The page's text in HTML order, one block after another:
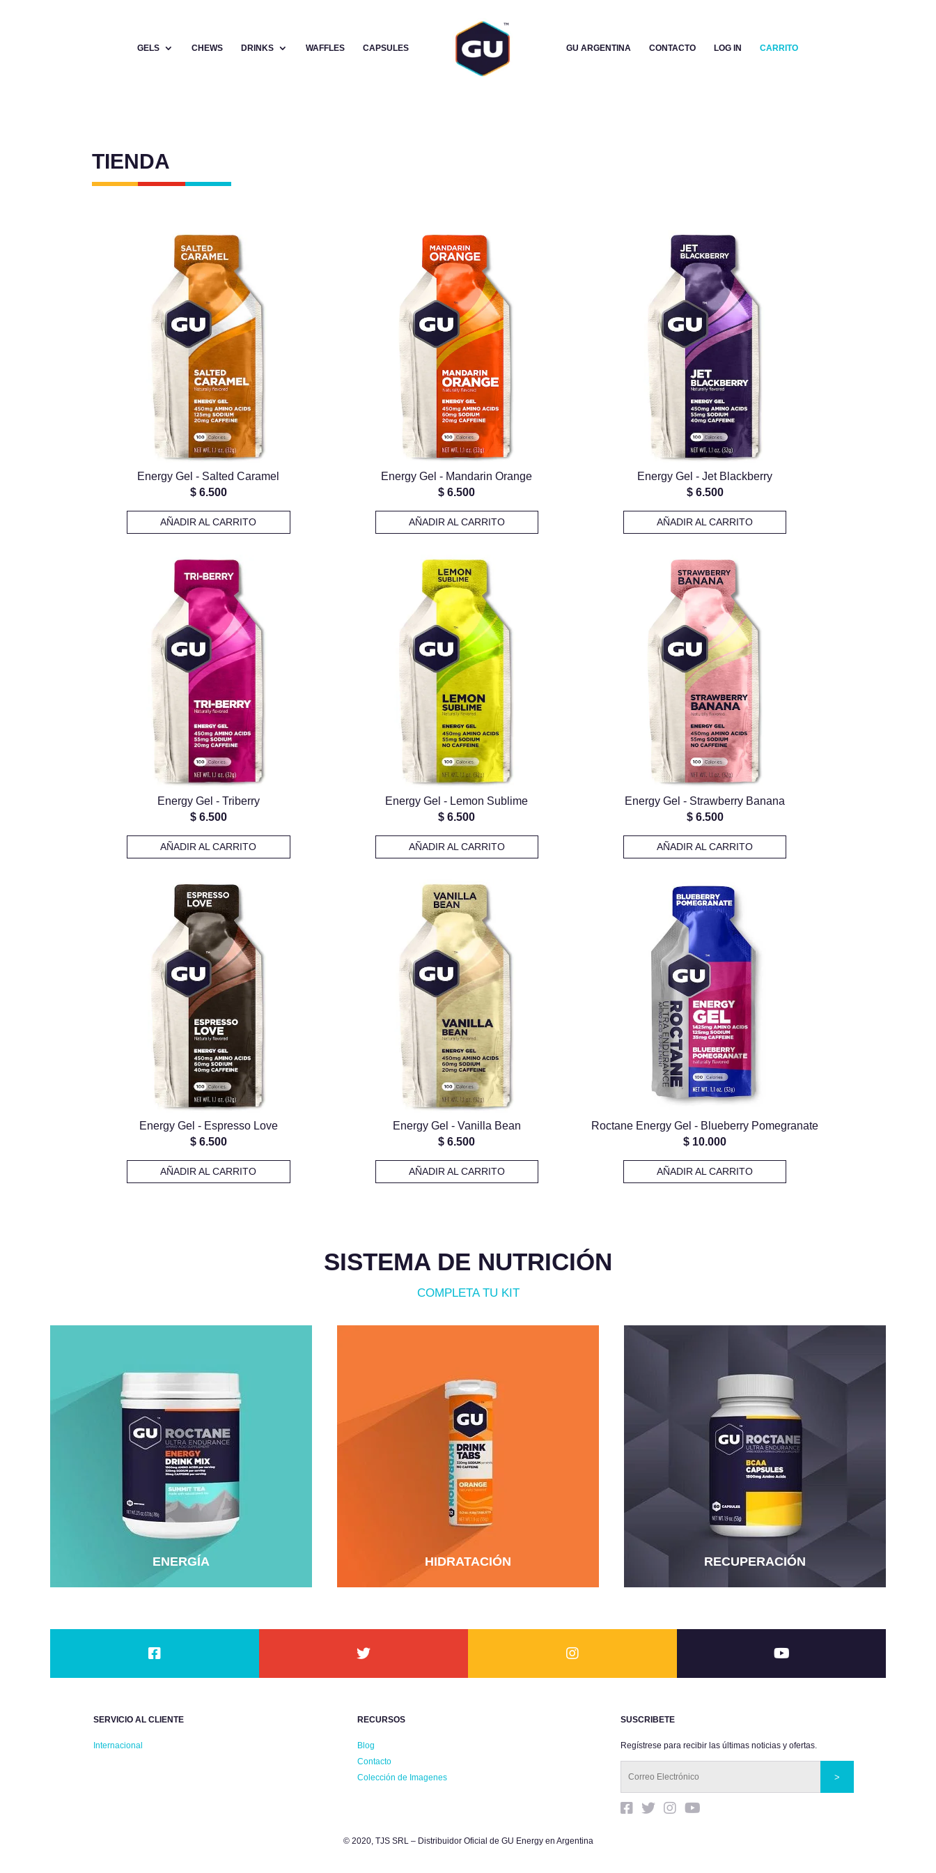
+
AÑADIR AL CARRITO
GELS CHEWS DRINKS WAFFLES CAPSULES GU ARGENTINA CONTACTO LOG IN CARRITO
TIENDA
Energy Gel - Salted Caramel
$6.500
AÑADIR AL CARRITO
Energy Gel - Mandarin Orange
$ 6.500
AÑADIR AL CARRITO
Energy Gel - Jet Blackberry
$6.500
AÑADIR AL CARRITO
Energy Gel - Triberry
$6.500
AÑADIR AL CARRITO
Energy Gel - Lemon Sublime
$ 6.500
AÑADIR AL CARRITO
Energy Gel - Strawberry Banana
$6.500
AÑADIR AL CARRITO
Energy Gel - Espresso Love
$6.500
AÑADIR AL CARRITO
Energy Gel - Vanilla Bean
$ 6.500
AÑADIR AL CARRITO
Roctane Energy Gel - Blueberry Pomegranate
$ 10.000
AÑADIR AL CARRITO
SISTEMA DE NUTRICIÓN
COMPLETA TU KIT
ENERGÍA HIDRATACIÓN RECUPERACIÓN
SERVICIO AL CLIENTE
Internacional
RECURSOS
Blog
Contacto
Colección de Imagenes
SUSCRIBETE
Regístrese para recibir las últimas noticias y ofertas.
© 2020, TJS SRL – Distribuidor Oficial de GU Energy en Argentina